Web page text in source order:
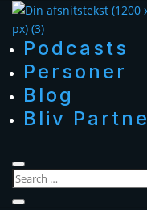
Podcasts
Personer
Blog
Bliv